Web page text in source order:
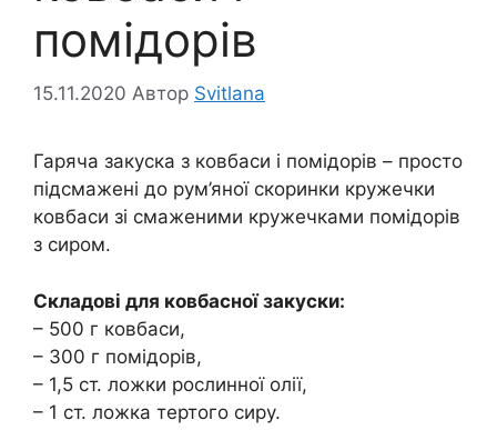
помідорів
15.11.2020 Автор Svitlana
Гаряча закуска з ковбаси і помідорів – просто
підсмажені до рум’яної скоринки кружечки
ковбаси зі смаженими кружечками помідорів
з сиром.
Складові для ковбасної закуски:
– 500 г ковбаси,
– 300 г помідорів,
– 1,5 ст. ложки рослинної олії,
– 1 ст. ложка тертого сиру.